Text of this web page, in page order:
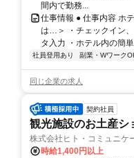
間内で勤務...
仕事情報 ● 仕事内容 ホ
は…＞ ・チェックイン
タ入力 ・ホテル内の簡
社員登用あり 副業・Wワーク
同じ企業の求人
契約社員
観光施設のお土産シ
株式会社ヒト・コミュニケ
時給1,400円以上